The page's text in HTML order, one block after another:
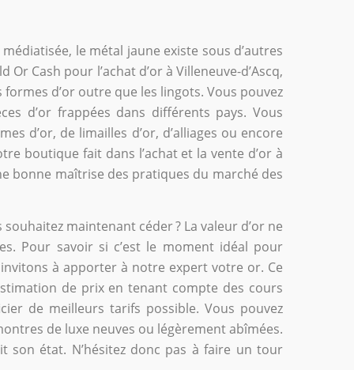
le métal jaune existe sous d’autres
Cash pour l’achat d’or à Villeneuve-d’Ascq,
d’or outre que les lingots. Vous pouvez
d’or frappées dans différents pays. Vous
d’or, de limailles d’or, d’alliages ou encore
boutique fait dans l’achat et la vente d’or à
bonne maîtrise des pratiques du marché des
maintenant céder ? La valeur d’or ne
Pour savoir si c’est le moment idéal pour
à apporter à notre expert votre or. Ce
de prix en tenant compte des cours
de meilleurs tarifs possible. Vous pouvez
de luxe neuves ou légèrement abîmées.
son état. N’hésitez donc pas à faire un tour